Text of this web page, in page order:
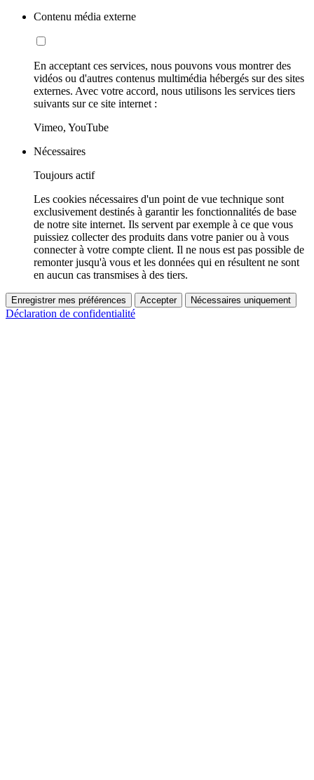
Contenu média externe
En acceptant ces services, nous pouvons vous montrer des
vidéos ou d'autres contenus multimédia hébergés sur des sites
externes. Avec votre accord, nous utilisons les services tiers
suivants sur ce site internet :
Vimeo, YouTube
Nécessaires
Toujours actif
Les cookies nécessaires d'un point de vue technique sont
exclusivement destinés à garantir les fonctionnalités de base
de notre site internet. Ils servent par exemple à ce que vous
puissiez collecter des produits dans votre panier ou à vous
connecter à votre compte client. Il ne nous est pas possible de
remonter jusqu'à vous et les données qui en résultent ne sont
en aucun cas transmises à des tiers.
Enregistrer mes préférences Accepter Nécessaires uniquement
Déclaration de confidentialité